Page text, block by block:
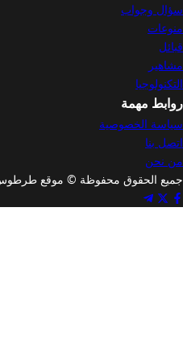
مهمة
الخصوصية
محفوظة © موقع طرطوس الان